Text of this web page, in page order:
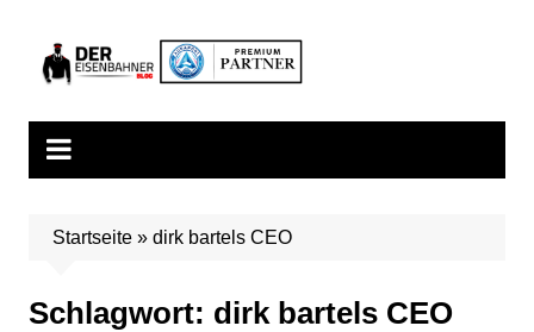
springen
Startseite» dirk bartels CEO
Schlagwort: dirk bartels CEO